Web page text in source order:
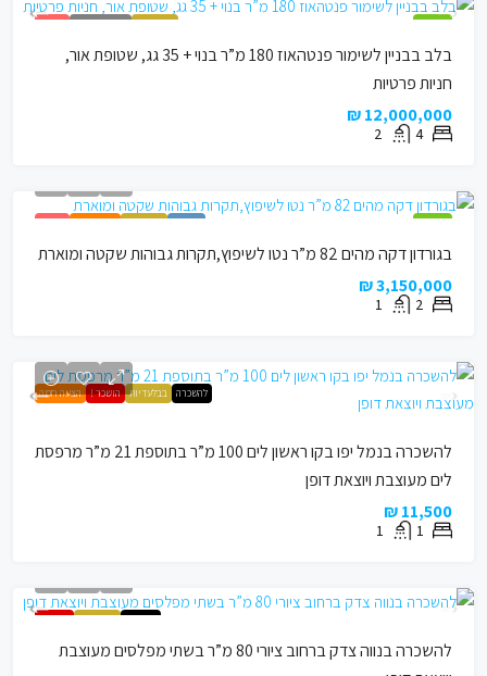
מומלץ ! בבלעדיות מבנה לשימור נמכר !
בלב בבניין לשימור פנטהאוז 180 מ”ר בנוי + 35 גג, שטופת אור,
חניות פרטיות
12,000,000 ₪
4
2
מומלץ ! למכירה בבלעדיות הצעה חמה נמכר !
בגורדון דקה מהים 82 מ”ר נטו לשיפוץ,תקרות גבוהות שקטה ומוארת
3,150,000 ₪
2
1
להשכרה בבלעדיות הושכר ! הצעה חמה
להשכרה בנמל יפו בקו ראשון לים 100 מ”ר בתוספת 21 מ”ר מרפסת
לים מעוצבת ויוצאת דופן
11,500 ₪
1
1
להשכרה בבלעדיות הושכר !
להשכרה בנווה צדק ברחוב ציורי 80 מ”ר בשתי מפלסים מעוצבת